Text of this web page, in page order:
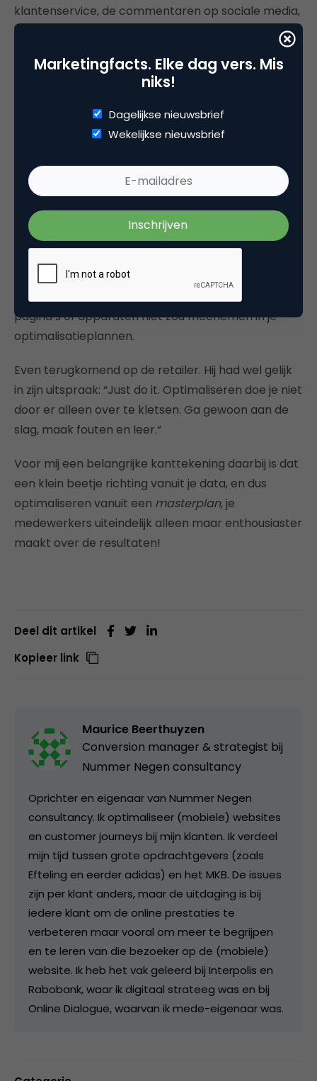
klantenservice, de commentaren op sociale media,
ratings en reviews. Voor de minder populaire
pagina’s ben je gewoon een growthhacker die via
slimme trucjes voor continue verbetering zorgt.
optimalisatieplan in elkaar gestoken. Word je als
marketeer toch weer onthaast.
Optimaliseren vanuit een masterplan
Tot slot, vergeet niet om je Ease/Gain-matrix
periodiek te herberekenen. De wereld staat niet stil
Wellicht worden andere pagina’s of apparaten
belangrijker in de loop van het jaar. Zonde als je die
pagina’s of apparaten niet zou meenemen in je
optimalisatieplannen.
Even terugkomend op de retailer. Hij had wel gelijk
in zijn uitspraak: “Just do it. Optimaliseren doe je niet
door er alleen over te kletsen. Ga gewoon aan de
slag, maak fouten en leer.”
Voor mij een belangrijke kanttekening daarbij is dat
een klein beetje richting vanuit je data, en dus
optimaliseren vanuit een masterplan,je
medewerkers uiteindelijk alleen maar enthousiaster
maakt over de resultaten!
Deel dit artikel
Kopieer link
Maurice Beerthuyzen
Conversion manager & strategist bij
Nummer Negen consultancy
Oprichter en eigenaar van Nummer Negen
consultancy. Ik optimaliseer (mobiele) websites
en customer journeys bij mijn klanten. Ik verdeel
mijn tijd tussen grote opdrachtgevers (zoals
Efteling en eerder adidas) en het MKB. De issues
zijn per klant anders, maar de uitdaging is bij
iedere klant om de online prestaties te
verbeteren maar vooral om meer te begrijpen
en te leren van die bezoeker op de (mobiele)
website. Ik heb het vak geleerd bij Interpolis en
Rabobank, waar ik digitaal strateeg was en bij
Online Dialogue, waarvan ik mede-eigenaar was.
Marketingfacts. Elke dag vers. Mis
niks!
Dagelijkse nieuwsbrief
Wekelijkse nieuwsbrief